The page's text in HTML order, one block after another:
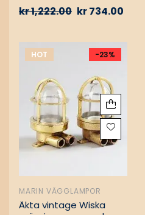
kr1,222.00 kr734.00
HOT -23%
MARIN VÄGGLAMPOR
Äkta vintage Wiska